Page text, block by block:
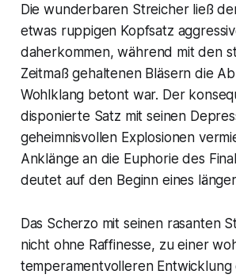
Die wunderbaren Streicher ließ
etwas ruppigen Kopfsatz
daherkommen, während mit den
Zeitmaß gehaltenen Bläsern die
Wohlklang betont war. Der
disponierte Satz mit seinen
geheimnisvollen Explosionen
Anklänge an die Euphorie des
deutet auf den Beginn eines
Das Scherzo mit seinen rasanten
nicht ohne Raffinesse, zu einer
temperamentvolleren Entwicklung